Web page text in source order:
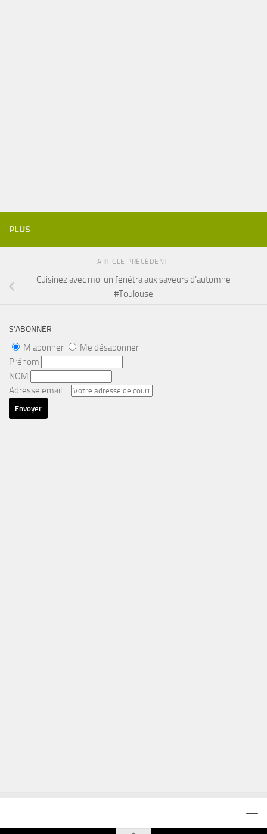
PLUS
ARTICLE PRÉCÉDENT
Cuisinez avec moi un fenétra aux saveurs d’automne
#Toulouse
S’ABONNER
M'abonner
Me désabonner
Prénom
NOM
Adresse email : :